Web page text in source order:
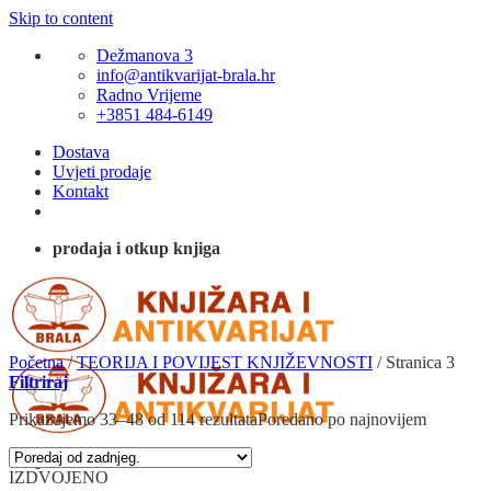
Skip to content
Dežmanova 3
info@antikvarijat-brala.hr
Radno Vrijeme
+3851 484-6149
Dostava
Uvjeti prodaje
Kontakt
prodaja i otkup knjiga
Početna / TEORIJA I POVIJEST KNJIŽEVNOSTI /Stranica 3
Filtriraj
Prikazujemo 33–48 od 114 rezultataPoredano po najnovijem
IZDVOJENO